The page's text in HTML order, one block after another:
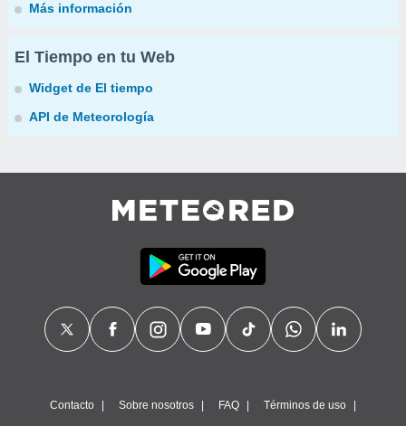
Más información
El Tiempo en tu Web
Widget de El tiempo
API de Meteorología
Contacto Sobre nosotros FAQ Términos de uso